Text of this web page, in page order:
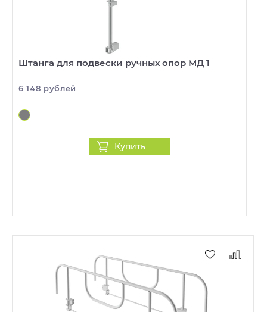
Штанга для подвески ручных опор МД 1
6 148 рублей
Купить